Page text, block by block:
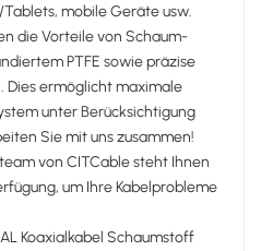
mobile Geräte usw.
die Vorteile von Schaum-
PTFE sowie präzise
ermöglicht maximale
unter Berücksichtigung
Sie mit uns zusammen!
von CITCable steht Ihnen
um Ihre Kabelprobleme
Koaxialkabel Schaumstoff